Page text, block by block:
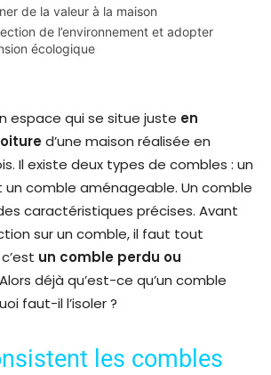
de la valeur à la maison
de l’environnement et adopter
écologique
espace qui se situe juste en
d’une maison réalisée en
Il existe deux types de combles : un
comble aménageable. Un comble
caractéristiques précises. Avant
sur un comble, il faut tout
un comble perdu ou
déjà qu’est-ce qu’un comble
faut-il l’isoler ?
les combles